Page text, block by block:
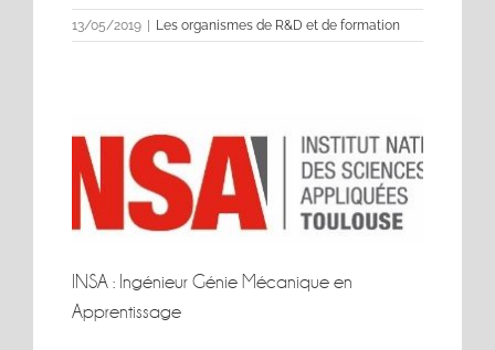
13/05/2019 | Les organismes de R&D et de formation
INSA : Ingénieur Génie Mécanique en
Apprentissage